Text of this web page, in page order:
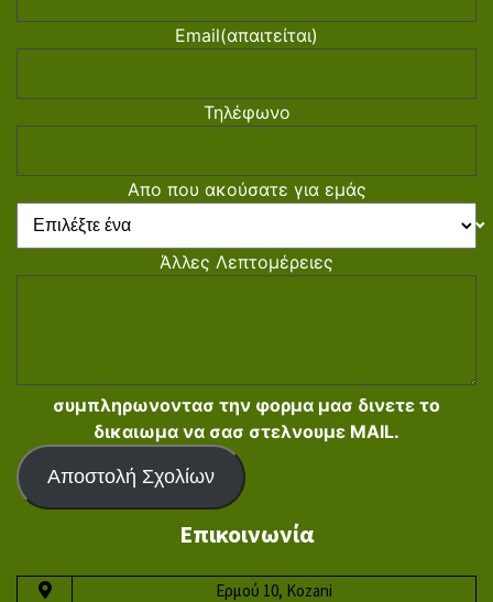
Email(απαιτείται)
Τηλέφωνο
Απο που ακούσατε για εμάς
Άλλες Λεπτομέρειες
συμπληρωνοντασ την φορμα μασ δινετε το
δικαιωμα να σασ στελνουμε MAIL.
Αποστολή Σχολίων
Επικοινωνία
Ερμού 10, Kozani